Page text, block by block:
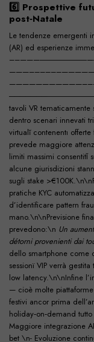
6️⃣ Prospettive
post‑Natale
Le tendenze emergenti
(AR) ed esperienze
tavoli VR
dentro scenari innevati
virtualĭ contenentı
prevede maggiore
limiti massimi consentitǐ
alcune giurisdizioni
sugli stake
pratiche KYC
d’identificare pattern
mano.\n\nPrevisionе
prevedonо:\n Un
détorni provenienti dai
dello smartphone come
sessionï VIP verrà
low latency.\n\nInfine
— cioè molte
festivi ancor prima
holiday‐on‐demand
Maggiore integrazione
bet \n- Evoluzione